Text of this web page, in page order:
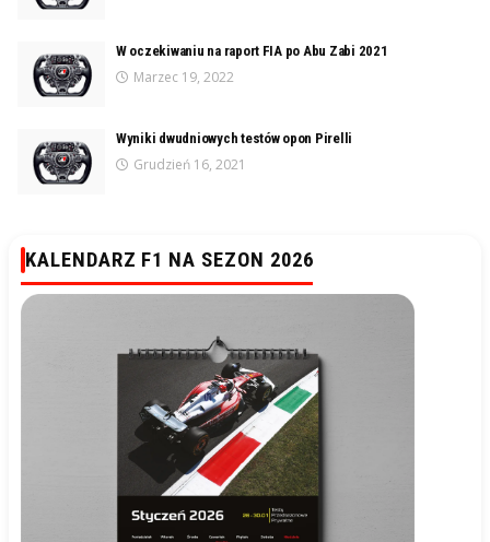
W oczekiwaniu na raport FIA po Abu Zabi 2021
Marzec 19, 2022
Wyniki dwudniowych testów opon Pirelli
Grudzień 16, 2021
KALENDARZ F1 NA SEZON 2026